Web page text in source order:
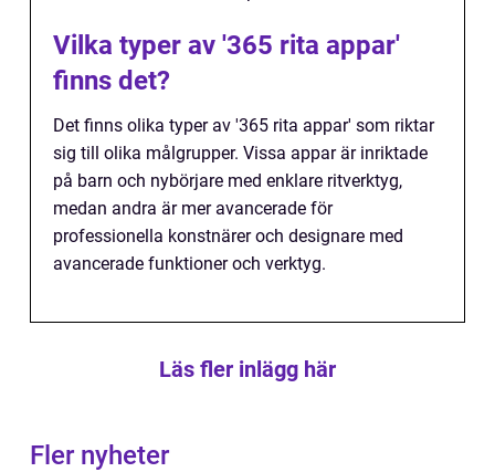
Vilka typer av '365 rita appar'
finns det?
Det finns olika typer av '365 rita appar' som riktar
sig till olika målgrupper. Vissa appar är inriktade
på barn och nybörjare med enklare ritverktyg,
medan andra är mer avancerade för
professionella konstnärer och designare med
avancerade funktioner och verktyg.
Läs fler inlägg här
Fler nyheter